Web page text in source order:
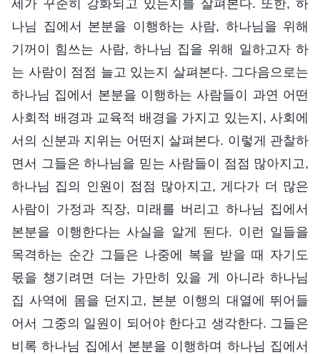
세가 꾸준히 강화되고 있는지를 살펴본다. 또한, 하
나님 집에서 본분을 이행하는 사람, 하나님을 위해
기꺼이 힘쓰는 사람, 하나님 집을 위해 일하고자 하
는 사람이 점점 늘고 있는지 살펴본다. 그다음으로는
하나님 집에서 본분을 이행하는 사람들이 과연 어떤
사회적 배경과 교육적 배경을 가지고 있는지, 사회에
서의 신분과 지위는 어떤지 살펴본다. 이렇게 관찰하
면서 그들은 하나님을 믿는 사람들이 점점 많아지고,
하나님 집의 인원이 점점 많아지고, 게다가 더 많은
사람이 가정과 직장, 미래를 버리고 하나님 집에서
본분을 이행한다는 사실을 알게 된다. 이런 일들을
목격하는 순간 그들은 나중에 복을 받을 때 자기도
몫을 챙기려면 더는 가만히 있을 게 아니라 하나님
집 사역에 몸을 던지고, 본분 이행의 대열에 뛰어들
어서 그중의 일원이 되어야 한다고 생각한다. 그들은
비록 하나님 집에서 본분을 이행하며 하나님 집에서